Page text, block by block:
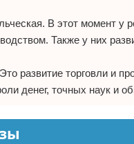
В этот момент у
Также у них
развитие торговли и
денег, точных наук и